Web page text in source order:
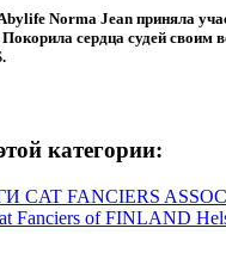
Norma Jean приняла
сердца судей своим
категории:
CAT FANCIERS
Fanciers of FINLAND